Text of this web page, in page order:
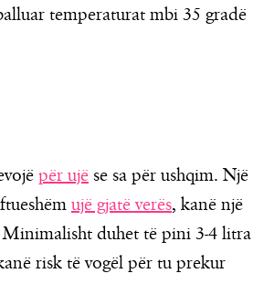
temperaturat mbi 35 gradë
për ujë se sa për ushqim. Një
ujë gjatë verës, kanë një
Minimalisht duhet të pini 3-4 litra
risk të vogël për tu prekur